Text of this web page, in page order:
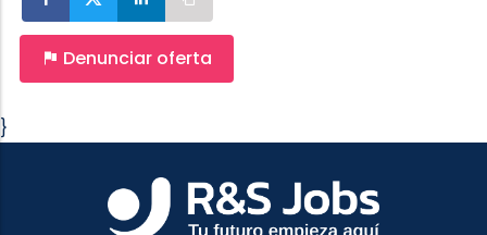
Denunciar oferta
}